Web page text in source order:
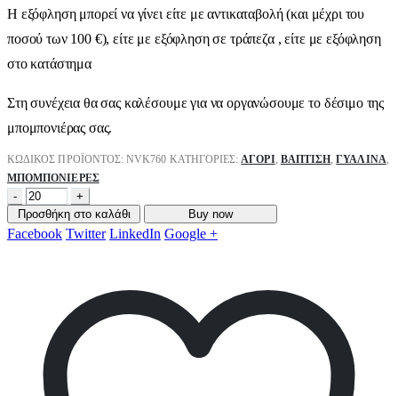
Η εξόφληση μπορεί να γίνει είτε με αντικαταβολή (και μέχρι του
ποσού των 100 €), είτε με εξόφληση σε τράπεζα , είτε με εξόφληση
στο κατάστημα
Στη συνέχεια θα σας καλέσουμε για να οργανώσουμε το δέσιμο της
μπομπονιέρας σας.
ΚΩΔΙΚΌΣ ΠΡΟΪΌΝΤΟΣ:NVK760 ΚΑΤΗΓΟΡΊΕΣ: ΑΓΌΡΙ, ΒΑΠΤΙΣΗ ,ΓΥΆΛΙΝΑ
ΜΠΟΜΠΟΝΙΈΡΕΣ
-
+
Προσθήκη στο καλάθι
Buy now
Facebook Twitter LinkedIn Google +